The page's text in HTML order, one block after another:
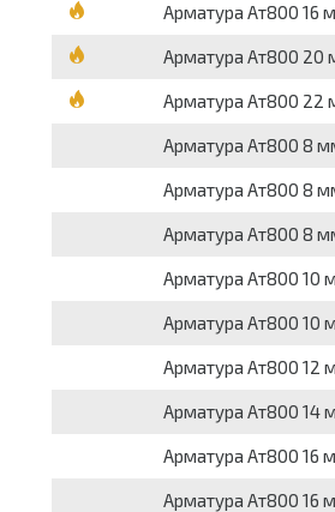
Арматура Ат800 16
Арматура Ат800 20
Арматура Ат800 22
Арматура Ат800 8
Арматура Ат800 8
Арматура Ат800 8
Арматура Ат800 10
Арматура Ат800 10
Арматура Ат800 12
Арматура Ат800 14
Арматура Ат800 16
Арматура Ат800 16